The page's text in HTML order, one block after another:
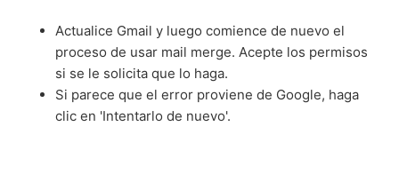
Actualice Gmail y luego comience de nuevo el
proceso de usar mail merge. Acepte los permisos
si se le solicita que lo haga.
Si parece que el error proviene de Google, haga
clic en 'Intentarlo de nuevo'.